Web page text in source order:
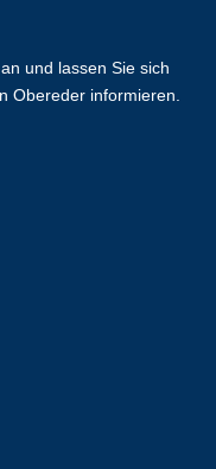
und lassen Sie sich
Obereder informieren.